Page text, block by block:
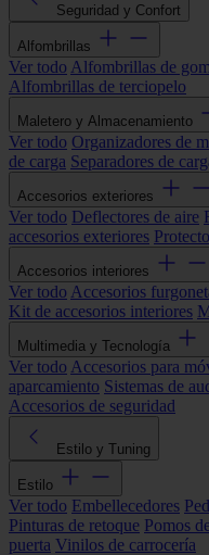
Seguridad y Confort
Alfombrillas
Ver todo Alfombrillas de
Alfombrillas de terciopelo
Maletero y Almacenamiento
Ver todo Organizadores de
de carga Separadores de
Accesorios exteriores
Ver todo Deflectores de aire
accesorios exteriores
Accesorios interiores
Ver todo Accesorios
Kit de accesorios interiores
Multimedia y Tecnología
Ver todo Accesorios para
aparcamiento Sistemas de
Accesorios de seguridad
Estilo y Tuning
Estilo
Ver todo Embellecedores
Pinturas de retoque Pomos
puerta Vinilos de carrocería